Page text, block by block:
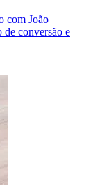
com João
conversão e